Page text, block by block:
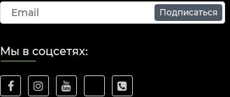
Подписаться
Мы в соцсетях: